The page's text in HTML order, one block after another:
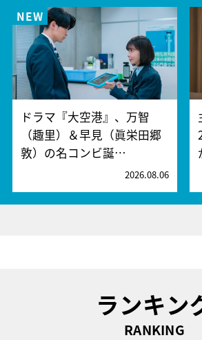
ドラマ『大空港』、万智
（趣里）＆早見（眞栄田郷
敦）の名コンビ誕…
2026.08.06
ランキン
RANKING